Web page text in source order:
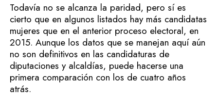
Todavía no se alcanza la paridad, pero sí es
cierto que en algunos listados hay más candidatas
mujeres que en el anterior proceso electoral, en
2015. Aunque los datos que se manejan aquí aún
no son definitivos en las candidaturas de
diputaciones y alcaldías, puede hacerse una
primera comparación con los de cuatro años
atrás.